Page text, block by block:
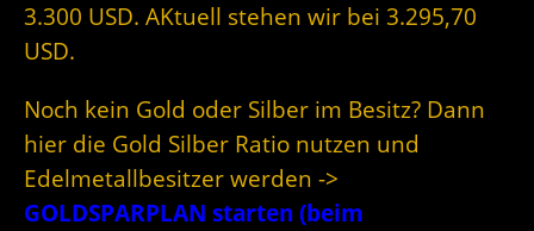
3.300 USD. AKtuell stehen wir bei 3.295,70
USD.
Noch kein Gold oder Silber im Besitz? Dann
hier die Gold Silber Ratio nutzen und
Edelmetallbesitzer werden ->
GOLDSPARPLAN starten (beim